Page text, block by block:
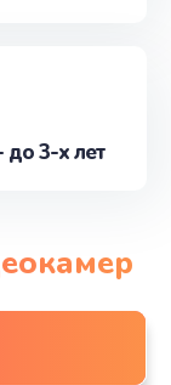
до 3-х лет